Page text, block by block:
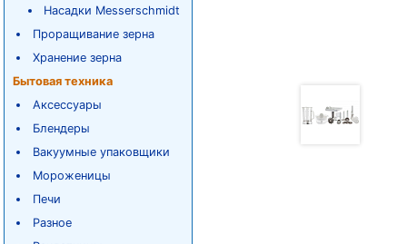
Насадки Messerschmidt
Проращивание зерна
Хранение зерна
Бытовая техника
Аксессуары
Блендеры
Вакуумные упаковщики
Мороженицы
Печи
Разное